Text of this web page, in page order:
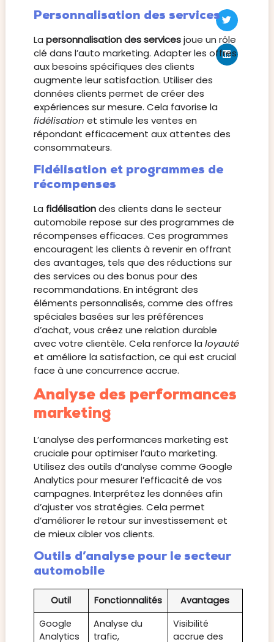
Personnalisation des services
La personnalisation des servicesjoue un rôle
clé dans l’auto marketing. Adapter les offres
aux besoins spécifiques des clients
augmente leur satisfaction. Utiliser des
données clients permet de créer des
expériences sur mesure. Cela favorise la
fidélisation et stimule les ventes en
répondant efficacement aux attentes des
consommateurs.
Fidélisation et programmes de
récompenses
La fidélisationdes clients dans le secteur
automobile repose sur des programmes de
récompenses efficaces. Ces programmes
encouragent les clients à revenir en offrant
des avantages, tels que des réductions sur
des services ou des bonus pour des
recommandations. En intégrant des
éléments personnalisés, comme des offres
spéciales basées sur les préférences
d’achat, vous créez une relation durable
avec votre clientèle. Cela renforce la loyauté
et améliore la satisfaction, ce qui est crucial
face à une concurrence accrue.
Analyse des performances
marketing
L’analyse des performances marketing est
cruciale pour optimiser l’auto marketing.
Utilisez des outils d’analyse comme Google
Analytics pour mesurer l’efficacité de vos
campagnes. Interprétez les données afin
d’ajuster vos stratégies. Cela permet
d’améliorer le retour sur investissement et
de mieux cibler vos clients.
Outils d’analyse pour le secteur
automobile
Outil Fonctionnalités
Avantages
Google
Analytics
Analyse du
trafic,
Visibilité
accrue des